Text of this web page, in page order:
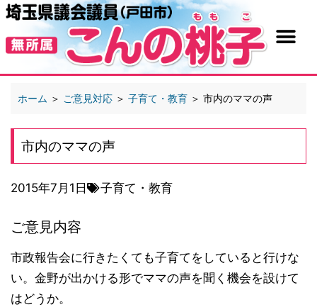
ホーム ＞ ご意見対応 ＞ 子育て・教育 ＞ 市内のママの声
市内のママの声
2015年7月1日 子育て・教育
ご意見内容
市政報告会に行きたくても子育てをしていると行けな
い。金野が出かける形でママの声を聞く機会を設けて
はどうか。